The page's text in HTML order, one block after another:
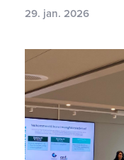
29. jan. 2026